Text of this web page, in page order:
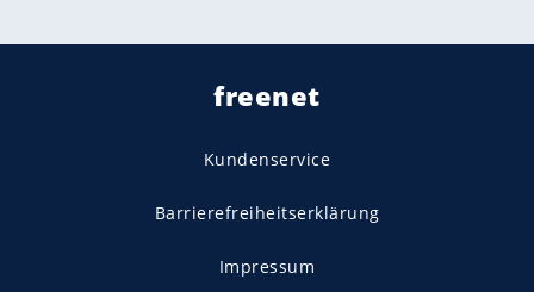
freenet
Kundenservice
Barrierefreiheitserklärung
Impressum